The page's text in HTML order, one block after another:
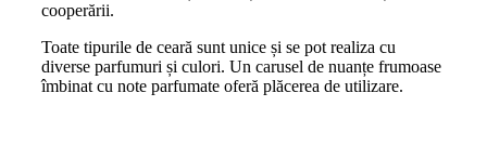
cooperării.
Toate tipurile de ceară sunt unice și se pot realiza cu
diverse parfumuri și culori. Un carusel de nuanțe frumoase
îmbinat cu note parfumate oferă plăcerea de utilizare.